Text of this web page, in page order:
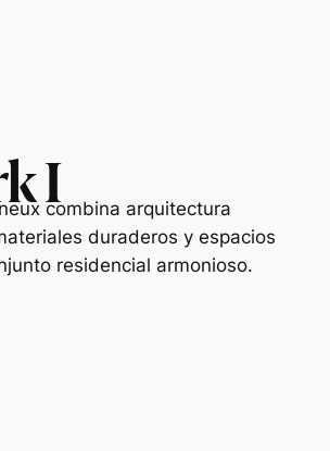
I
combina arquitectura
duraderos y espacios
residencial armonioso.